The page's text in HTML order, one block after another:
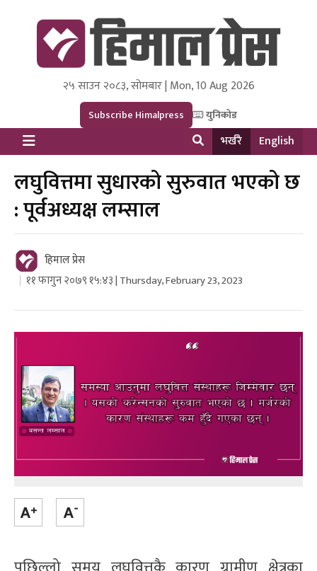
Himal Press
Dot NewsyNepal Media and Research Pvt Ltd.
२५ साउन २०८३, सोमबार | Mon, 10 Aug 2026
Subscribe Himalpress युनिकोड
भर्खरै English
लघुवित्तमा सुधारको सुरुवात भएको छ
: पूर्वअध्यक्ष लम्साल
हिमाल प्रेस
११ फागुन २०७९ १५:४३ | Thursday, February 23, 2023